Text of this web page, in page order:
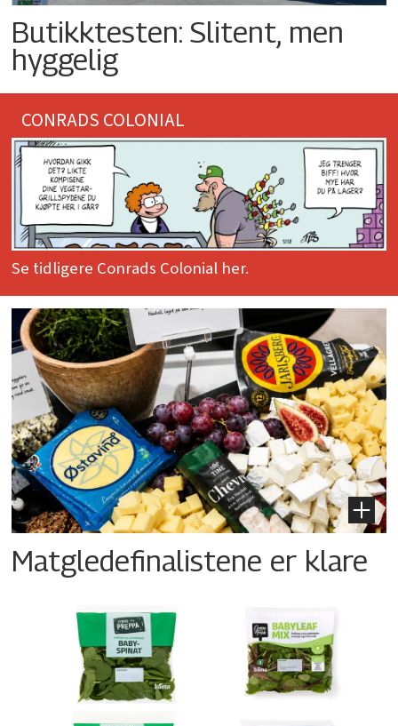
Butikktesten: Slitent, men
hyggelig
CONRADS COLONIAL
Se tidligere Conrads Colonial her.
Matgledefinalistene er klare